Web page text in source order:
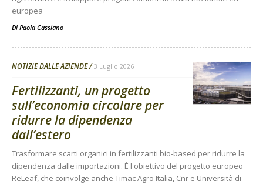
europea
Di Paola Cassiano
NOTIZIE DALLE AZIENDE 3 Luglio 2026
Fertilizzanti, un progetto
sull’economia circolare per
ridurre la dipendenza
dall’estero
Trasformare scarti organici in fertilizzanti bio-based per ridurre la
dipendenza dalle importazioni. È l'obiettivo del progetto europeo
ReLeaf, che coinvolge anche Timac Agro Italia, Cnr e Università di